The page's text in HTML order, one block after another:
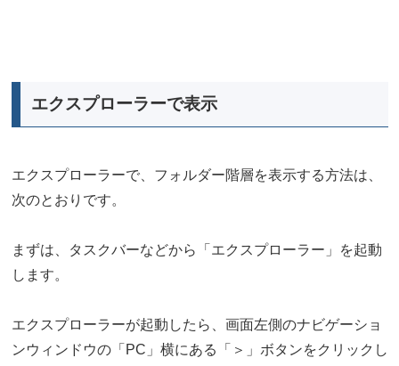
エクスプローラーで表示
エクスプローラーで、フォルダー階層を表示する方法は、
次のとおりです。
まずは、タスクバーなどから「エクスプローラー」を起動
します。
エクスプローラーが起動したら、画面左側のナビゲーショ
ンウィンドウの「PC」横にある「＞」ボタンをクリックし